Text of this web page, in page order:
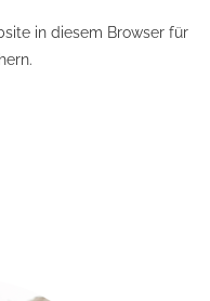
in diesem Browser für